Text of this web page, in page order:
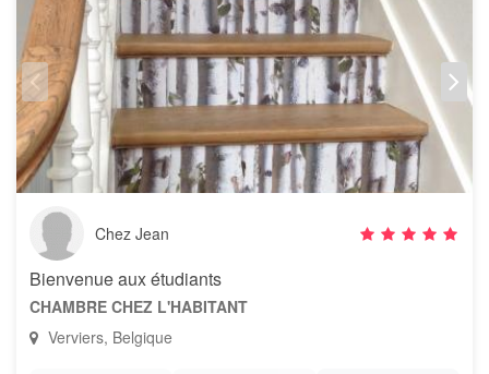
Chez Jean
Bienvenue aux étudiants
CHAMBRE CHEZ L'HABITANT
Verviers, Belgique